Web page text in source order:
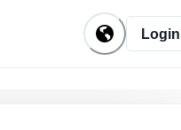
Login